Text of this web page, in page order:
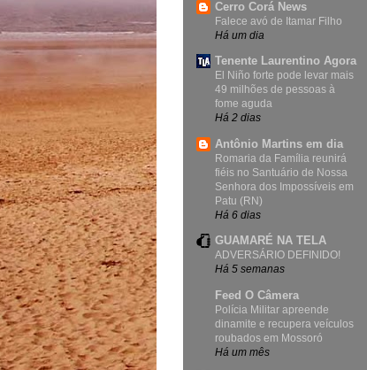
Cerro Corá News
Falece avó de Itamar Filho
Há um dia
Tenente Laurentino Agora
El Niño forte pode levar mais
49 milhões de pessoas à
fome aguda
Há 2 dias
Antônio Martins em dia
Romaria da Família reunirá
fiéis no Santuário de Nossa
Senhora dos Impossíveis em
Patu (RN)
Há 6 dias
GUAMARÉ NA TELA
ADVERSÁRIO DEFINIDO!
Há 5 semanas
Feed O Câmera
Polícia Militar apreende
dinamite e recupera veículos
roubados em Mossoró
Há um mês